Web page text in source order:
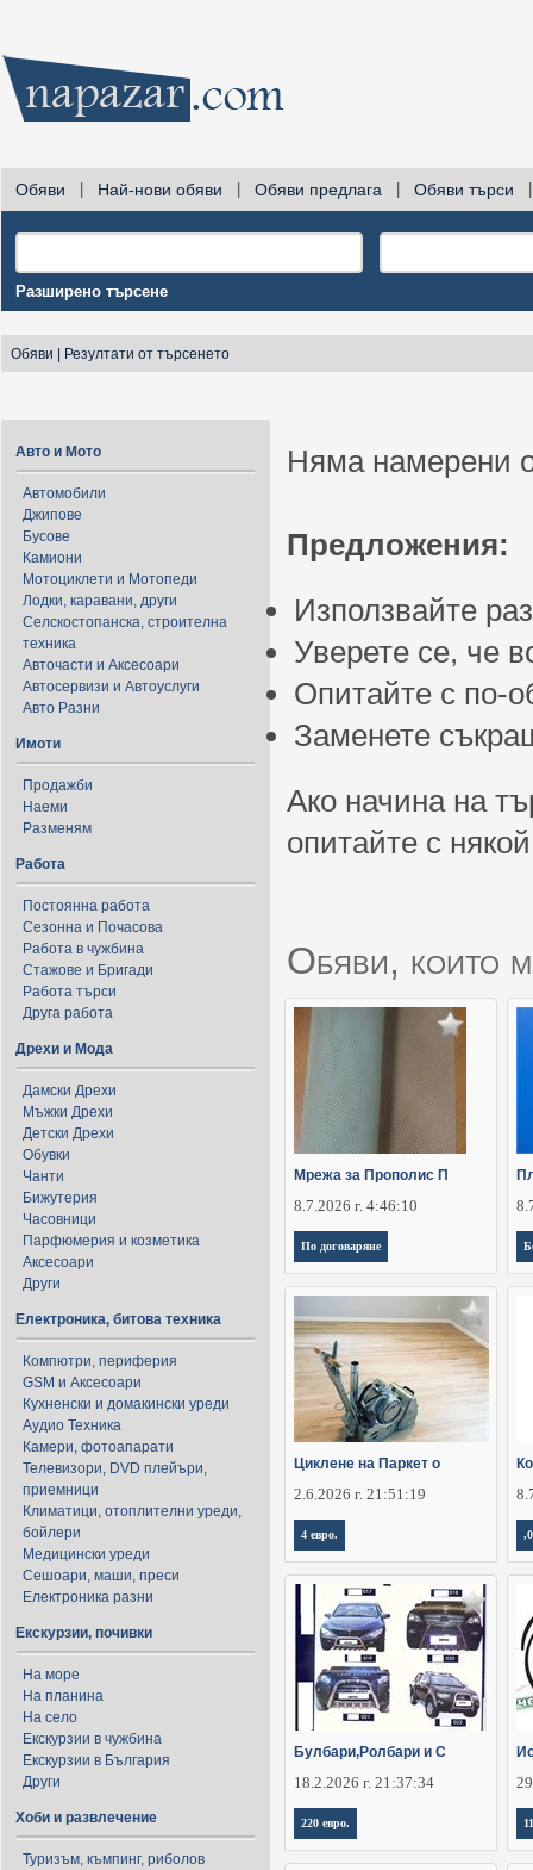
Обяви Най-нови обяви Обяви предлага Обяви търси
Разширено търсене
Обяви Резултати от търсенето
Авто и Мото
Автомобили
Джипове
Бусове
Камиони
Мотоциклети и Мотопеди
Лодки, каравани, други
Селскостопанска, строителна
техника
Авточасти и Аксесоари
Автосервизи и Автоуслуги
Авто Разни
Имоти
Продажби
Наеми
Разменям
Работа
Постоянна работа
Сезонна и Почасова
Работа в чужбина
Стажове и Бригади
Работа търси
Друга работа
Дрехи и Мода
Дамски Дрехи
Мъжки Дрехи
Детски Дрехи
Обувки
Чанти
Бижутерия
Часовници
Парфюмерия и козметика
Аксесоари
Други
Електроника, битова техника
Компютри, периферия
GSM и Аксесоари
Кухненски и домакински уреди
Аудио Техника
Камери, фотоапарати
Телевизори, DVD плейъри,
приемници
Климатици, отоплителни уреди,
бойлери
Медицински уреди
Сешоари, маши, преси
Електроника разни
Екскурзии, почивки
На море
На планина
На село
Екскурзии в чужбина
Екскурзии в България
Други
Хоби и развлечение
Туризъм, къмпинг, риболов
Няма намерени
Предложения:
Използвайте
Уверете се, че
Опитайте с по-
Заменете
Ако начина на
опитайте с
Обяви, които
Мрежа за Прополис П
8.7.2026 г. 4:46:10
По договаряне
Циклене на Паркет о
2.6.2026 г. 21:51:19
4 евро.
Булбари,Ролбари и С
18.2.2026 г. 21:37:34
220 евро.